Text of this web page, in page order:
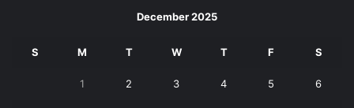
December 2025
S M T W T F S
1 2 3 4 5 6